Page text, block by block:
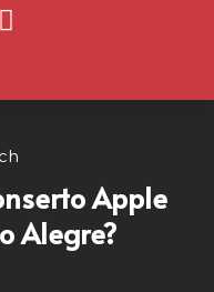
Apple
Alegre?